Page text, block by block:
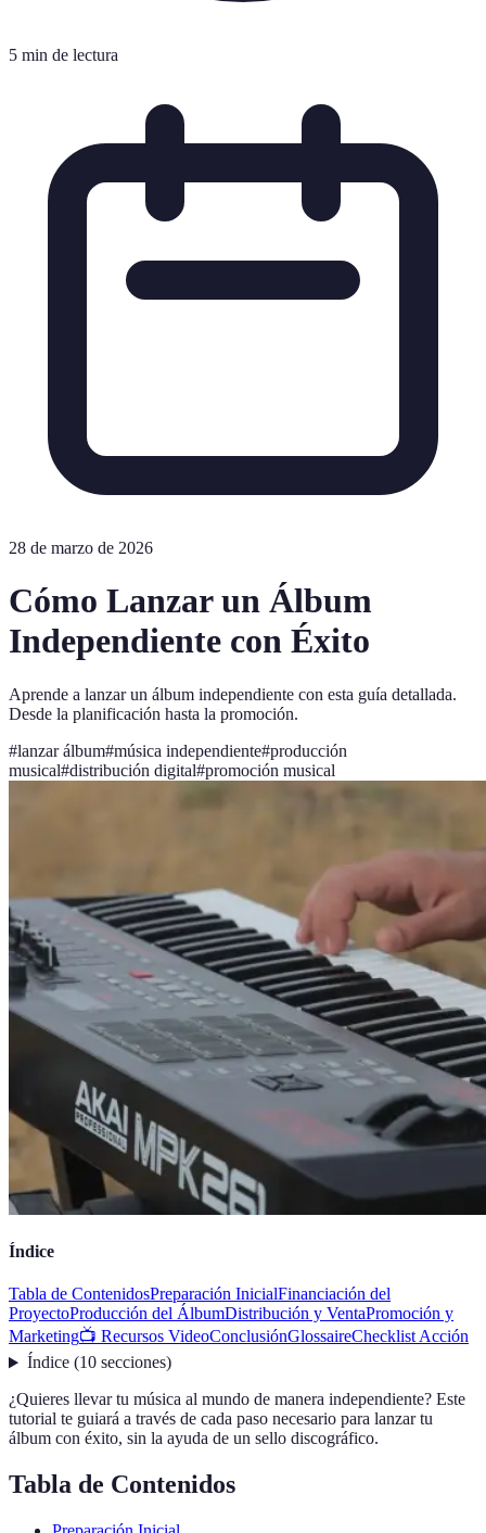
5 min de lectura
28 de marzo de 2026
Cómo Lanzar un Álbum
Independiente con Éxito
Aprende a lanzar un álbum independiente con esta guía detallada.
Desde la planificación hasta la promoción.
#lanzar álbum#música independiente#producción
musical#distribución digital#promoción musical
Índice
Tabla de ContenidosPreparación InicialFinanciación del
ProyectoProducción del ÁlbumDistribución y VentaPromoción y
Marketing📺 Recursos VideoConclusiónGlossaireChecklist Acción
Índice(10 secciones)
¿Quieres llevar tu música al mundo de manera independiente? Este
tutorial te guiará a través de cada paso necesario para lanzar tu
álbum con éxito, sin la ayuda de un sello discográfico.
Tabla de Contenidos